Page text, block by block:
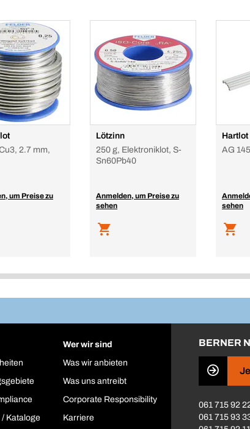
2.7 mm,
um Preise zu
Lötzinn
250 g, Elektroniklot, S-
Sn60Pb40
Anmelden, um Preise zu
sehen
Hartlot
AG
sehen
Kataloge
Wer wir sind
Was wir anbieten
Was uns antreibt
Corporate Responsibility
Karriere
BERNER
061 715 92
061 715 93